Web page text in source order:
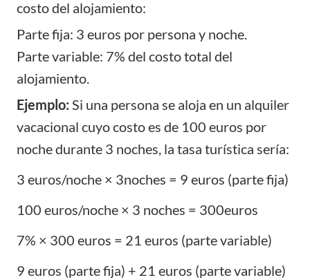
costo del alojamiento:
Parte fija: 3 euros por persona y noche.
Parte variable: 7% del costo total del
alojamiento.
Ejemplo: Si una persona se aloja en un alquiler
vacacional cuyo costo es de 100 euros por
noche durante 3 noches, la tasa turística sería:
3 euros/noche × 3noches = 9 euros (parte fija)
100 euros/noche × 3 noches = 300euros
7% × 300 euros = 21 euros (parte variable)
9 euros (parte fija) + 21 euros (parte variable)